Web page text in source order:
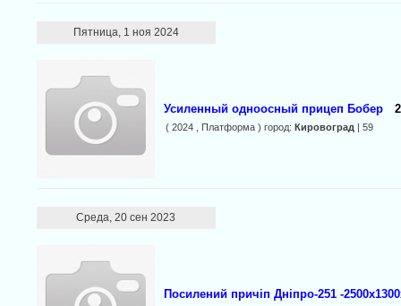
Пятница, 1 ноя 2024
Усиленный одноосный прицеп Бобер
( 2024 , Платформа ) город: Кировоград | 59
Среда, 20 сен 2023
Посилений причіп Дніпро-251 -